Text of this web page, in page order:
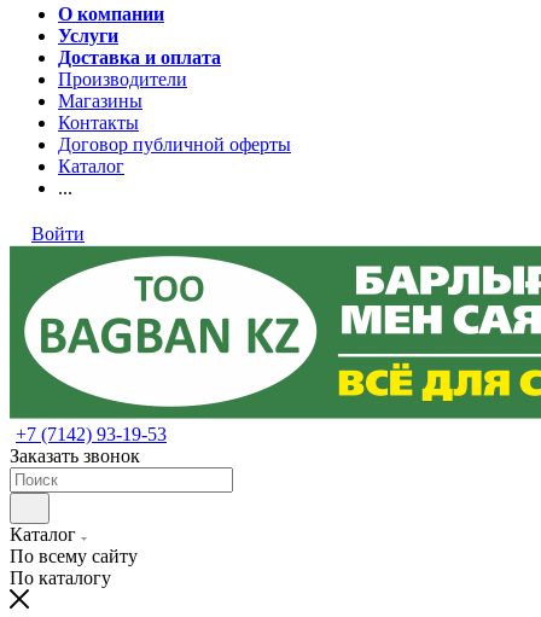
О компании
Услуги
Доставка и оплата
Производители
Магазины
Контакты
Договор публичной оферты
Каталог
...
Войти
+7 (7142) 93-19-53
Заказать звонок
Каталог
По всему сайту
По каталогу